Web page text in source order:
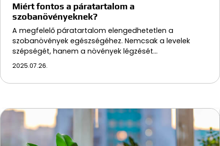
Miért fontos a páratartalom a
szobanövényeknek?
A megfelelő páratartalom elengedhetetlen a
szobanövények egészségéhez. Nemcsak a levelek
szépségét, hanem a növények légzését…
2025.07.26.